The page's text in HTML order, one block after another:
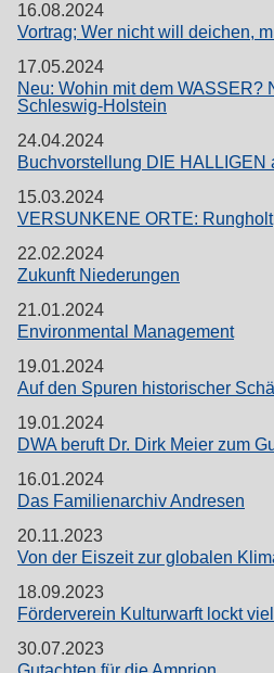
16.08.2024
Vortrag; Wer nicht will deichen,
17.05.2024
Neu: Wohin mit dem WASSER?
Schleswig-Holstein
24.04.2024
Buchvorstellung DIE HALLIGEN
15.03.2024
VERSUNKENE ORTE: Rungholt
22.02.2024
Zukunft Niederungen
21.01.2024
Environmental Management
19.01.2024
Auf den Spuren historischer
19.01.2024
DWA beruft Dr. Dirk Meier zum
16.01.2024
Das Familienarchiv Andresen
20.11.2023
Von der Eiszeit zur globalen
18.09.2023
Förderverein Kulturwarft lockt
30.07.2023